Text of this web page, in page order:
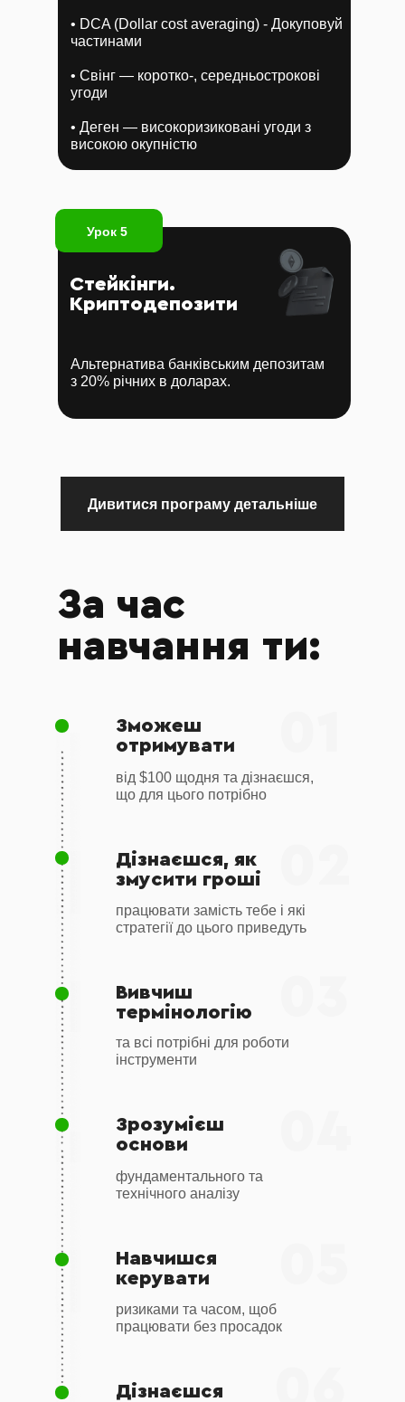
• DCA (Dollar cost averaging) - Докуповуй
частинами
• Свінг — коротко-, середньострокові
угоди
• Деген — високоризиковані угоди з
високою окупністю
Стейкінги.
Криптодепозити
Урок 5
Альтернатива банківським депозитам
з 20% річних в доларах.
Дивитися програму детальніше
Урок 7
Урок 6
Що робити при капіталі $10, а що
робити при капіталі $1000, 10 000, 100
Способи заробітку в крипті при
• Ретродропи, ноди
• Промо від криптобірж
• Активність у спільнотах проєктів
• На який % капіталу купувати ті чи
• Розприділення ризиків
портфель.
крипту?
За час
навчання ти:
Зможеш
отримувати
від $100 щодня та дізнаєшся,
що для цього потрібно
Дізнаєшся, як
змусити гроші
працювати замість тебе і які
стратегії до цього приведуть
Вивчиш
термінологію
та всі потрібні для роботи
інструменти
Зрозумієш
основи
фундаментального та
технічного аналізу
Навчишся
керувати
ризиками та часом, щоб
працювати без просадок
Дізнаєшся